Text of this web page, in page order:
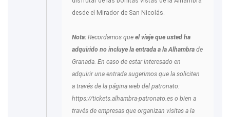
desde el Mirador de San Nicolás.
Nota: Recordamos que el viaje que usted ha
adquirido no incluye la entrada a la Alhambra de
Granada. En caso de estar interesado en
adquirir una entrada sugerimos que la soliciten
a través de la página web del patronato:
https://tickets.alhambra-patronato.es o bien a
través de empresas que organizan visitas a la